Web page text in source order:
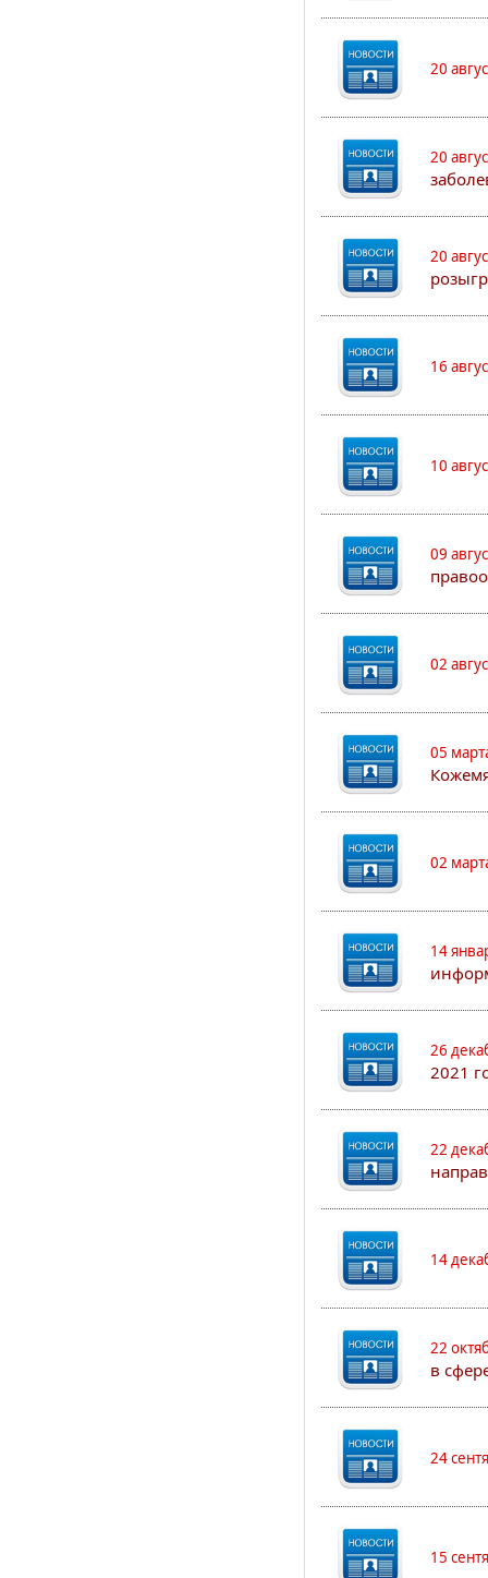
20
20
20
16
10
09
02
05
02
14
26
2021
22
14
22
в
24
15